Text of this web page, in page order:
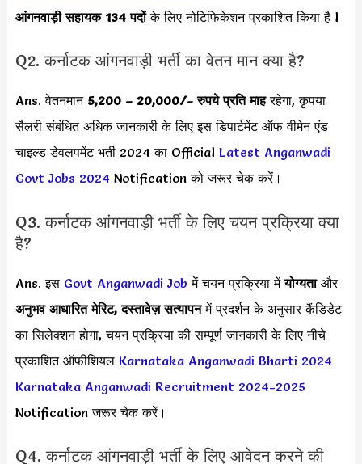
आंगनवाड़ी सहायक 134 पदोंके लिए नोटिफिकेशन प्रकाशित किया है l
Q2. कर्नाटक आंगनवाड़ी भर्ती का वेतन मान क्या है?
Ans. वेतनमान 5,200 – 20,000/-रुपये प्रति माहरहेगा, कृपया
सैलरी संबंधित अधिक जानकारी के लिए इस डिपार्टमेंट ऑफ वीमेन एंड
चाइल्ड डेवलपमेंट भर्ती 2024 का Official Latest Anganwadi
Govt Jobs 2024 Notification को जरूर चेक करें।
Q3. कर्नाटक आंगनवाड़ी भर्ती के लिए चयन प्रक्रिया क्या
है?
Ans. इस Govt Anganwadi Job में चयन प्रक्रिया में योग्यताऔर
अनुभव आधारित मेरिट, दस्तावेज़ सत्यापन में प्रदर्शन के अनुसार कैंडिडेट
का सिलेक्शन होगा, चयन प्रक्रिया की सम्पूर्ण जानकारी के लिए नीचे
प्रकाशित ऑफीशियल Karnataka Anganwadi Bharti 2024
Karnataka Anganwadi Recruitment 2024-2025
Notification जरूर चेक करें।
Q4. कर्नाटक आंगनवाड़ी भर्ती के लिए आवेदन करने की